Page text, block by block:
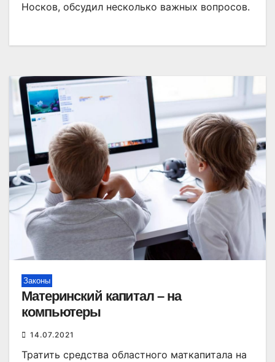
Носков, обсудил несколько важных вопросов.
Законы
Материнский капитал – на
компьютеры
14.07.2021
Тратить средства областного маткапитала на